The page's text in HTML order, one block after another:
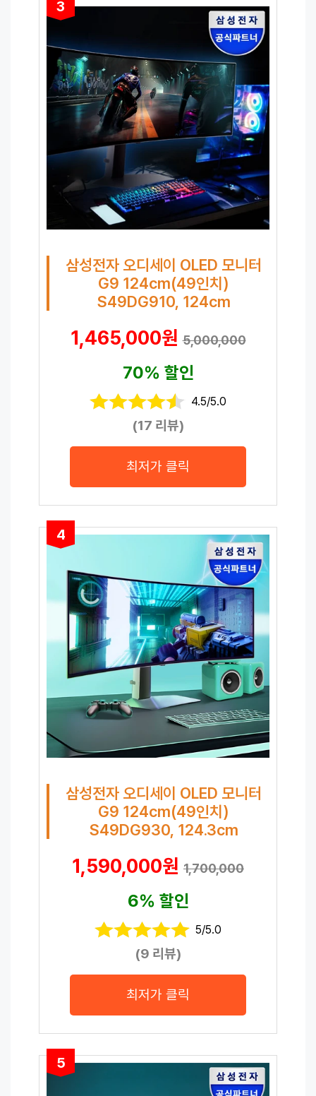
3
삼성전자 오디세이 OLED 모니터
G9 124cm(49인치)
S49DG910, 124cm
1,465,000원5,000,000
70% 할인
4.5/5.0
(17 리뷰)
최저가 클릭
4
삼성전자 오디세이 OLED 모니터
G9 124cm(49인치)
S49DG930, 124.3cm
1,590,000원 1,700,000
6% 할인
5/5.0
(9 리뷰)
최저가 클릭
5